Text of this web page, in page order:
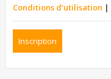
Conditions d’utilisation |
Inscription